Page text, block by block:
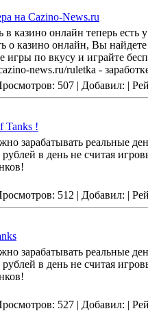
на Cazino-News.ru
казино онлайн теперь есть
о казино онлайн, Вы
игры по вкусу и играйте
news.ru/ruletka -
507 | Добавил: |
Tanks !
зарабатывать реальные
в день не считая
512 | Добавил: |
зарабатывать реальные
в день не считая
527 | Добавил: |